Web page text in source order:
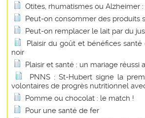
Otites, rhumatismes ou Alzheimer
Peut-on consommer des produits
Peut-on remplacer le lait par du
Plaisir du goût et bénéfices
noir
Plaisir et santé : un mariage réussi
PNNS : St-Hubert signe la
volontaires de progrès nutritionnel
Pomme ou chocolat : le match !
Pour une santé de fer